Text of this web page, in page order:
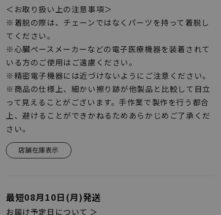
リングサイズ
価格 ¥0
在庫 在庫ありのみ すべて表示
＜お取り扱い上の注意事項＞
※着脱の際は、チェーンではなくパーツを持って着脱し
てください。
※心臓ペースメーカーなどの電子医療機器を装着されて
いる方のご使用はご遠慮ください。
※精密電子機器には近づけないようにご注意ください。
※商品の仕様上、細かい擦り跡が他製品と比較して目立
って見えることがございます。手作業で製作を行う都合
上、避けることができかねるためあらかじめご了承くだ
さい。
店舗在庫表示
最短08月10日(月)発送
お届け予定日について ＞